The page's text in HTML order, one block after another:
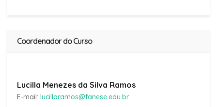
Coordenador do Curso
Lucilla Menezes da Silva Ramos
E-mail: lucillaramos@fanese.edu.br